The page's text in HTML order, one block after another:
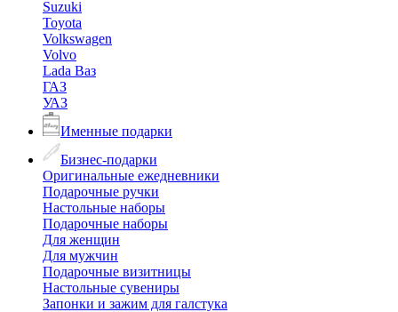
Suzuki
Toyota
Volkswagen
Volvo
Lada Ваз
ГАЗ
УАЗ
Именные подарки
Бизнес-подарки
Оригинальные ежедневники
Подарочные ручки
Настольные наборы
Подарочные наборы
Для женщин
Для мужчин
Подарочные визитницы
Настольные сувениры
Запонки и зажим для галстука